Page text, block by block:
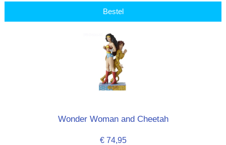
Bestel
Wonder Woman and Cheetah
€ 74,95